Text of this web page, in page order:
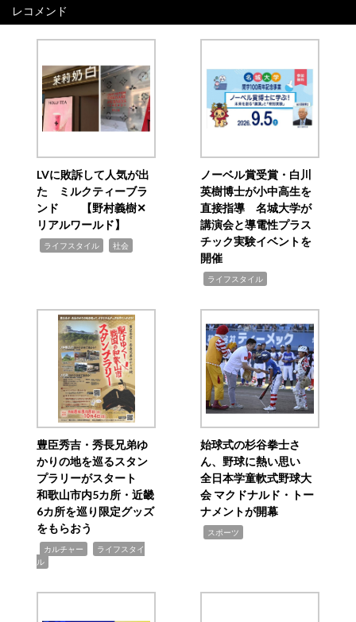
レコメンド
LVに敗訴して人気が出
た ミルクティーブラ
ンド 【野村義樹✕
リアルワールド】
ライフスタイル 社会
ノーベル賞受賞・白川
英樹博士が小中高生を
直接指導 名城大学が
講演会と導電性プラス
チック実験イベントを
開催
ライフスタイル
豊臣秀吉・秀長兄弟ゆ
かりの地を巡るスタン
プラリーがスタート
和歌山市内5カ所・近畿
6カ所を巡り限定グッズ
をもらおう
カルチャー
ライフスタイ
ル
始球式の杉谷拳士さ
ん、野球に熱い思い
全日本学童軟式野球大
会 マクドナルド・トー
ナメントが開幕
スポーツ